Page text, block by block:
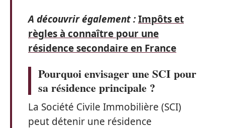
A découvrir également :Impôts et
règles à connaître pour une
résidence secondaire en France
Pourquoi envisager une SCI pour
sa résidence principale ?
La Société Civile Immobilière (SCI)
peut détenir une résidence